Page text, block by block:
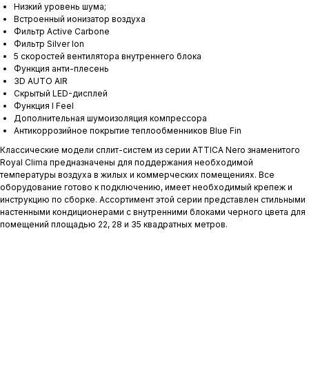
Низкий уровень шума;
Встроенный ионизатор воздуха
Фильтр Active Carbone
Фильтр Silver Ion
5 скоростей вентилятора внутреннего блока
Функция анти-плесень
3D AUTO AIR
Скрытый LED-дисплей
Функция I Feel
Дополнительная шумоизоляция компрессора
Антикоррозийное покрытие теплообменников Blue Fin
Классические модели сплит-систем из серии ATTICA Nero знаменитого
Royal Clima предназначены для поддержания необходимой
температуры воздуха в жилых и коммерческих помещениях. Все
оборудование готово к подключению, имеет необходимый крепеж и
инструкцию по сборке. Ассортимент этой серии представлен стильными
настенными кондиционерами с внутренними блоками черного цвета для
помещений площадью 22, 28 и 35 квадратных метров.